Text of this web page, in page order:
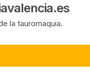
la tauromaquia.